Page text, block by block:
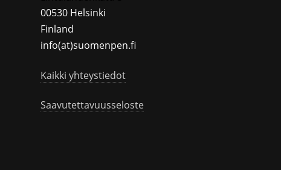
00530 Helsinki
Finland
info(at)suomenpen.fi
Kaikki yhteystiedot
Saavutettavuusseloste